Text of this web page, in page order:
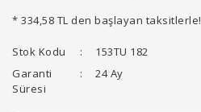
* 334,58 TL den başlayan taksitlerle!
Stok Kodu
153TU 182
Garanti
Süresi
24 Ay